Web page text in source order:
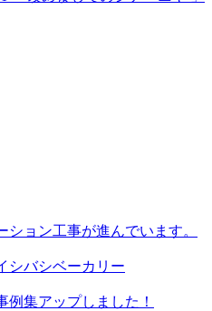
ョン工事が進んでいます。
バシベーカリー
例集アップしました！